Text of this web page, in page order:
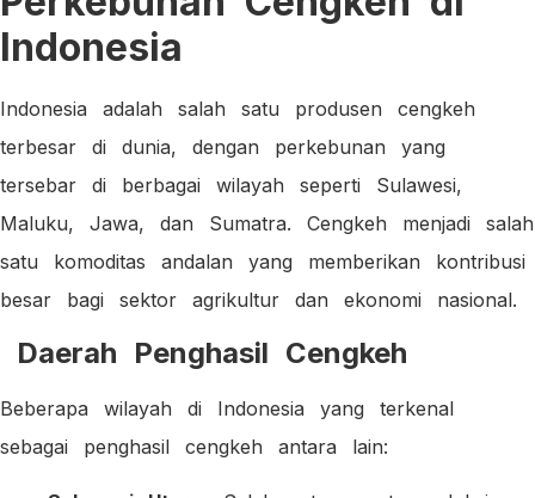
Indonesia
Indonesia adalah salah satu produsen cengkeh
terbesar di dunia, dengan perkebunan yang
tersebar di berbagai wilayah seperti Sulawesi,
Maluku, Jawa, dan Sumatra. Cengkeh menjadi salah
satu komoditas andalan yang memberikan kontribusi
besar bagi sektor agrikultur dan ekonomi nasional.
Daerah Penghasil Cengkeh
Beberapa wilayah di Indonesia yang terkenal
sebagai penghasil cengkeh antara lain: